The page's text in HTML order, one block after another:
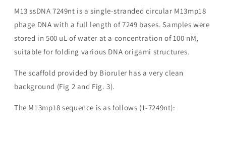
M13 ssDNA 7249nt is a single-stranded circular M13mp18
phage DNA with a full length of 7249 bases. Samples were
stored in 500 uL of water at a concentration of 100 nM,
suitable for folding various DNA origami structures.
The scaffold provided by Bioruler has a very clean
background (Fig 2 and Fig. 3).
The M13mp18 sequence is as follows (1-7249nt):